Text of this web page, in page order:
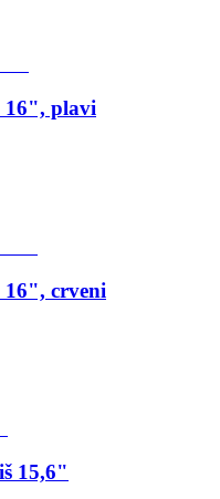
16", plavi
crveni
15,6"